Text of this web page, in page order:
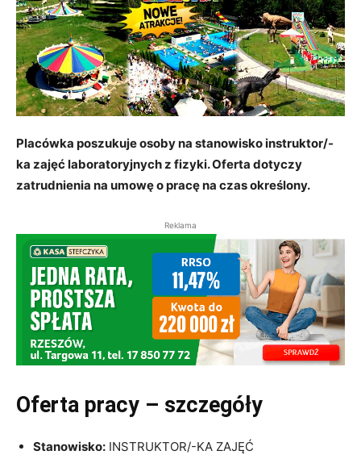
Placówka poszukuje osoby na stanowisko instruktor/-
ka zajęć laboratoryjnych z fizyki. Oferta dotyczy
zatrudnienia na umowę o pracę na czas określony.
Reklama
Oferta pracy – szczegóły
Stanowisko: INSTRUKTOR/-KA ZAJĘĆ